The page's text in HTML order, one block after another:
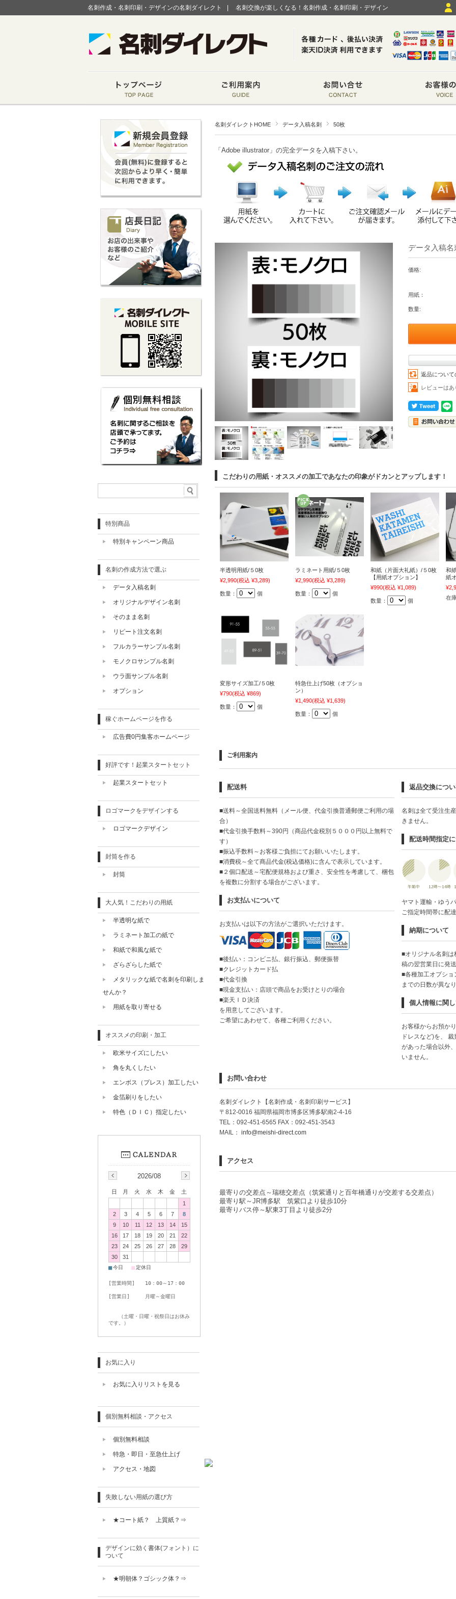
名刺作成・名刺印刷・デザインの名刺ダイレクト 名刺交換が楽しくなる！名刺作成・名刺印刷・デザイン
名刺ダイレクトHOME データ入稿名刺 50枚
「Adobe illustrator」の完全データを入稿下さい。
データ入稿
価格:
用紙：
数量:
返品につい
レビューはあ
こだわりの用紙・オススメの加工であなたの印象がドカンとアップします！
半透明用紙/５0枚
¥2,990(税込 ¥3,289)
数量： 個
ラミネート用紙/５0枚
¥2,990(税込 ¥3,289)
数量： 個
和紙（片面大礼紙）/５0枚
【用紙オプション】
¥990(税込 ¥1,089)
数量： 個
和
紙
在
変形サイズ加工/５0枚
¥790(税込 ¥869)
数量： 個
特急仕上げ50枚（オプショ
ン）
¥1,490(税込 ¥1,639)
数量： 個
ご利用案内
配送料
■送料～全国送料無料（メール便、代金引換普通郵便ご利用の場
合）
■代金引換手数料～390円（商品代金税別５０００円以上無料で
す）
■振込手数料～お客様ご負担にてお願いいたします。
■消費税～全て商品代金(税込価格)に含んで表示しています。
■２個口配送～宅配便規格および重さ、安全性を考慮して、梱包
を複数に分割する場合がございます。
お支払いについて
お支払いは以下の方法がご選択いただけます。
■後払い：コンビニ払、銀行振込、郵便振替
■クレジットカード払
■代金引換
■現金支払い：店頭で商品をお受けとりの場合
■楽天ＩＤ決済
を用意してございます。
ご希望にあわせて、各種ご利用ください。
返品交換につ
名刺は全て受注生
きません。
配送時間指定
ヤマト運輸・ゆう
ご指定時間帯に配
納期について
■オリジナル名刺
稿の翌営業日に発
■各種加工オプシ
までの日数が異な
個人情報に関
お客様からお預か
ドレスなど)を、
があった場合以外
いません。
お問い合わせ
名刺ダイレクト【名刺作成・名刺印刷サービス】
〒812-0016 福岡県福岡市博多区博多駅南2-4-16
TEL：092-451-6565 FAX：092-451-3543
MAIL： info@meishi-direct.com
アクセス
最寄りの交差点～瑞穂交差点（筑紫通りと百年橋通りが交差する交差点）
最寄り駅～JR博多駅 筑紫口より徒歩10分
最寄りバス停～駅東3丁目より徒歩2分
特別商品
特別キャンペーン商品
名刺の作成方法で選ぶ
データ入稿名刺
オリジナルデザイン名刺
そのまま名刺
リピート注文名刺
フルカラーサンプル名刺
モノクロサンプル名刺
ウラ面サンプル名刺
オプション
稼ぐホームページを作る
広告費0円集客ホームページ
好評です！起業スタートセット
起業スタートセット
ロゴマークをデザインする
ロゴマークデザイン
封筒を作る
封筒
大人気！こだわりの用紙
半透明な紙で
ラミネート加工の紙で
和紙で和風な紙で
ざらざらした紙で
メタリックな紙で名刺を印刷しま
せんか？
用紙を取り寄せる
オススメの印刷・加工
欧米サイズにしたい
角を丸くしたい
エンボス（プレス）加工したい
金箔刷りをしたい
特色（ＤＩＣ）指定したい
2026/08
日 月 火 水 木 金
土
1
2
3 4 5 6 7
8
9
10 11 12 13 14
15
16
17 18 19 20 21
22
23
24 25 26 27 28
29
30
31
■今日 ■定休日
[営業時間] 10：00～17：00
[営業日] 月曜～金曜日
（土曜・日曜・祝祭日はお休み
です。）
お気に入り
お気に入りリストを見る
個別無料相談・アクセス
個別無料相談
特急・即日・至急仕上げ
アクセス・地図
失敗しない用紙の選び方
★コート紙？ 上質紙？⇒
デザインに効く書体(フォント）に
ついて
★明朝体？ゴシック体？⇒